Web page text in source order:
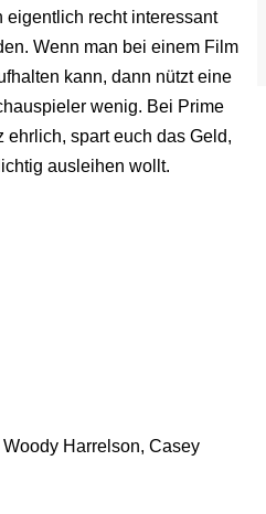
eigentlich recht interessant
Wenn man bei einem Film
kann, dann nützt eine
wenig. Bei Prime
ehrlich, spart euch das Geld,
ausleihen wollt.
Harrelson, Casey